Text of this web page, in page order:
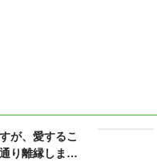
が、愛するこ
り離縁しま